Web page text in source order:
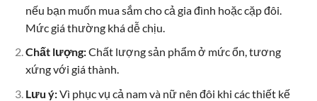
nếu bạn muốn mua sắm cho cả gia đình hoặc cặp đôi.
Mức giá thường khá dễ chịu.
Chất lượng:Chất lượng sản phẩm ở mức ổn, tương
xứng với giá thành.
Lưu ý:Vì phục vụ cả nam và nữ nên đôi khi các thiết kế